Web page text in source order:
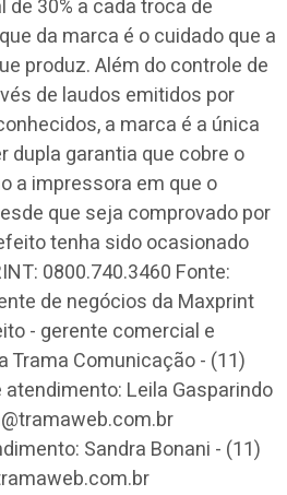
30% a cada troca de
da marca é o cuidado que a
produz. Além do controle de
de laudos emitidos por
a marca é a única
dupla garantia que cobre o
a impressora em que o
que seja comprovado por
tenha sido ocasionado
0800.740.3460 Fonte:
de negócios da Maxprint
- gerente comercial e
Trama Comunicação - (11)
Leila Gasparindo
Sandra Bonani - (11)